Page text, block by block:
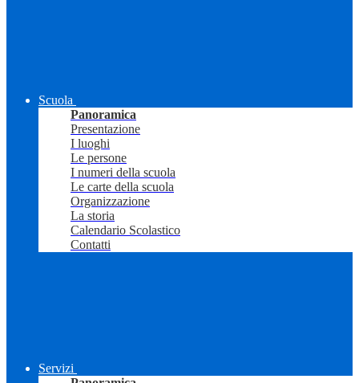
Scuola
Panoramica
Presentazione
I luoghi
Le persone
I numeri della scuola
Le carte della scuola
Organizzazione
La storia
Calendario Scolastico
Contatti
Servizi